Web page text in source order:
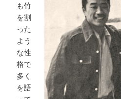
も竹
を割
った
よう
な性
格で
多く
を語